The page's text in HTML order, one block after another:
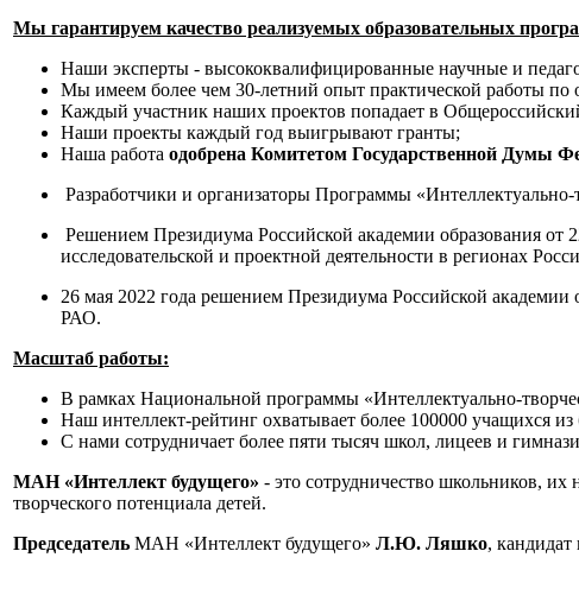
Мы гарантируем качество реализуемых образовательных
Наши эксперты - высококвалифицированные научные и
Мы имеем более чем 30-летний опыт практической работы
Каждый участник наших проектов попадает в
Наши проекты каждый год выигрывают гранты;
Наша работа одобрена Комитетом Государственной Думы
Разработчики и организаторы Программы
Решением Президиума Российской академии образования
исследовательской и проектной деятельности в регионах
26 мая 2022 года решением Президиума Российской
РАО.
Масштаб работы:
В рамках Национальной программы «Интеллектуально-
Наш интеллект-рейтинг охватывает более 100000 учащихся
С нами сотрудничает более пяти тысяч школ, лицеев и
МАН «Интеллект будущего» - это сотрудничество школьников, их
творческого потенциала детей.
Председатель МАН «Интеллект будущего» Л.Ю. Ляшко, кандидат